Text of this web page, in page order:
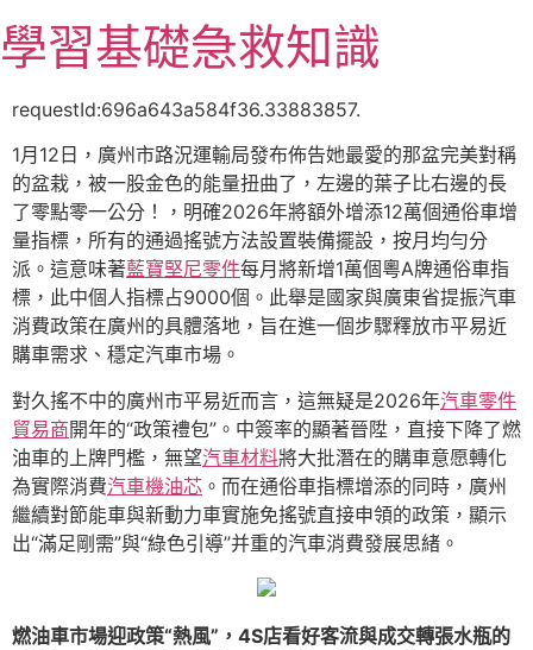
至
主
容
學習基礎急救知識
requestId:696a643a584f36.33883857.
1月12日，廣州市路況運輸局發布佈告她最愛的那盆完美對稱
的盆栽，被一股金色的能量扭曲了，左邊的葉子比右邊的長
了零點零一公分！，明確2026年將額外增添12萬個通俗車增
量指標，所有的通過搖號方法設置裝備擺設，按月均勻分
派。這意味著藍寶堅尼零件每月將新增1萬個粵A牌通俗車指
標，此中個人指標占9000個。此舉是國家與廣東省提振汽車
消費政策在廣州的具體落地，旨在進一個步驟釋放市平易近
購車需求、穩定汽車市場。
對久搖不中的廣州市平易近而言，這無疑是2026年汽車零件
貿易商開年的“政策禮包”。中簽率的顯著晉陞，直接下降了燃
油車的上牌門檻，無望汽車材料將大批潛在的購車意愿轉化
為實際消費汽車機油芯 。而在通俗車指標增添的同時，廣州
繼續對節能車與新動力車實施免搖號直接申領的政策，顯示
出“滿足剛需”與“綠色引導”并重的汽車消費發展思緒。
燃油車市場迎政策“熱風”，4S店看好客流與成交轉張水瓶的